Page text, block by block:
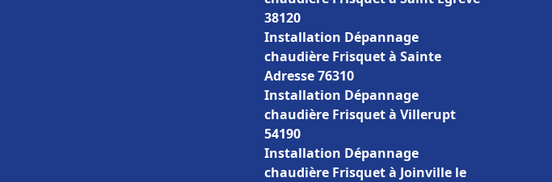
38120
Installation Dépannage
chaudière Frisquet à Sainte
Adresse 76310
Installation Dépannage
chaudière Frisquet à Villerupt
54190
Installation Dépannage
chaudière Frisquet à Joinville le